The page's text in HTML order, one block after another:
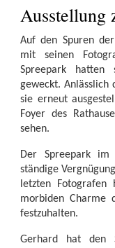
Ausstellung
Auf den Spuren
mit seinen
Spreepark hatten
geweckt. Anlässlich
sie erneut
Foyer des
sehen.
Der Spreepark
ständige
letzten Fotografen
morbiden Charme
festzuhalten.
Gerhard hat den